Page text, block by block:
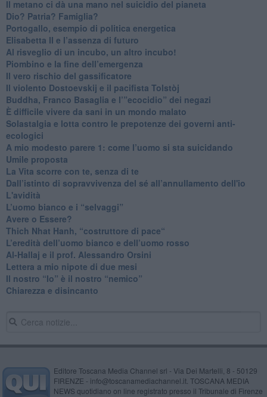
​Il metano ci dà una mano nel suicidio del pianeta
​Dio? Patria? Famiglia?
Portogallo, esempio di politica energetica
​Elisabetta II e l’assenza di futuro
Al risveglio di un incubo, un altro incubo!
​Piombino e la fine dell’emergenza
​Il vero rischio del gassificatore
​Il violento Dostoevskij e il pacifista Tolstòj
​Buddha, Franco Basaglia e l’”ecocidio” dei negazi
​È difficile vivere da sani in un mondo malato
Solastalgia e lotta contro le prepotenze dei governi anti-
ecologici
​A mio modesto parere 1: come l’uomo si sta suicidando
​Umile proposta
​La Vita scorre con te, senza di te
​Dall’istinto di sopravvivenza del sé all’annullamento dell'io
L'avidità
​L’uomo bianco e i “selvaggi”
​Avere o Essere?
​Thich Nhat Hanh, “costruttore di pace“
​L’eredità dell’uomo bianco e dell’uomo rosso
Al-Hallaj e il prof. Alessandro Orsini
​Lettera a mio nipote di due mesi
​Il nostro “Io” è il nostro “nemico”
​Chiarezza e disincanto
Editore Toscana Media Channel srl - Via Dei Martelli, 8 - 50129
FIRENZE - info@toscanamediachannel.it. TOSCANA MEDIA
NEWS quotidiano on line registrato presso il Tribunale di Firenze